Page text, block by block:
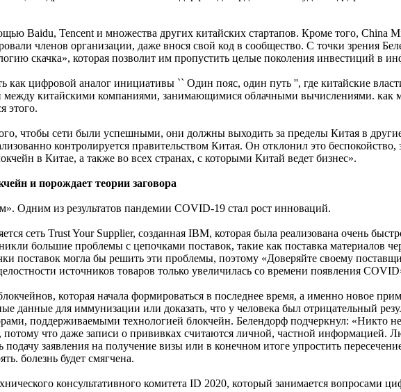
Baidu, Tencent и множества других китайских стартапов. Кроме того, China
членов организации, даже внося свой код в сообщество. С точки зрения
скачка», которая позволит им пропустить целые поколения инвестиций в
как цифровой аналог инициативы `` Один пояс, один путь '', где китайские
между китайскими компаниями, занимающимися облачными вычислениями.
этого.
чтобы сети были успешными, они должны выходить за пределы Китая в
контролируется правительством Китая. Он отклонил это
в Китае, а также во всех странах, с которыми Китай ведет бизнес».
и порождает теории заговора
Одним из результатов пандемии COVID-19 стал рост инноваций.
сеть Trust Your Supplier, созданная IBM, которая была реализована очень
большие проблемы с цепочками поставок, такие как поставка материалов
поставок могла бы решить эти проблемы, поэтому «Доверяйте своему
источников товаров только увеличилась со времени появления
которая начала формироваться в последнее время, а именно новое
данные для иммунизации или доказать, что у человека был отрицательный
поддерживаемыми технологией блокчейн. Белендорф подчеркнул: «Никто
что даже записи о прививках считаются личной, частной информацией.
заявления на получение визы или в конечном итоге упростить
болезнь будет смягчена.
консультативного комитета ID 2020, который занимается